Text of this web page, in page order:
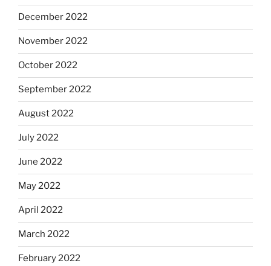
December 2022
November 2022
October 2022
September 2022
August 2022
July 2022
June 2022
May 2022
April 2022
March 2022
February 2022